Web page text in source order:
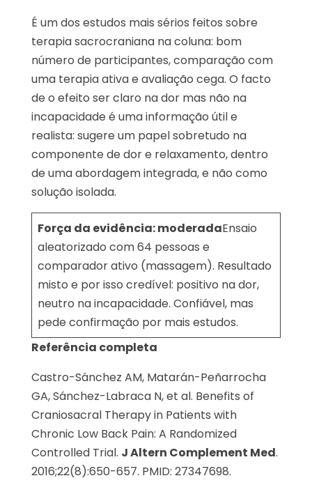
É um dos estudos mais sérios feitos sobre
terapia sacrocraniana na coluna: bom
número de participantes, comparação com
uma terapia ativa e avaliação cega. O facto
de o efeito ser claro na dor mas não na
incapacidade é uma informação útil e
realista: sugere um papel sobretudo na
componente de dor e relaxamento, dentro
de uma abordagem integrada, e não como
solução isolada.
Força da evidência: moderadaEnsaio
aleatorizado com 64 pessoas e
comparador ativo (massagem). Resultado
misto e por isso credível: positivo na dor,
neutro na incapacidade. Confiável, mas
pede confirmação por mais estudos.
Referência completa
Castro-Sánchez AM, Matarán-Peñarrocha
GA, Sánchez-Labraca N, et al. Benefits of
Craniosacral Therapy in Patients with
Chronic Low Back Pain: A Randomized
Controlled Trial. J Altern Complement Med.
2016;22(8):650-657. PMID: 27347698.